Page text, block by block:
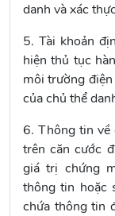
danh và xác
5. Tài khoản
hiện thủ tục
môi trường
của chủ thể
6. Thông tin
trên căn cước
giá trị chứng
thông tin hoặc
chứa thông tin